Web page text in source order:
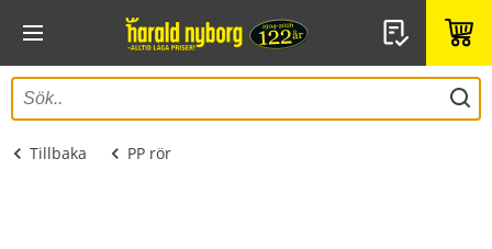
Tillbaka PP rör